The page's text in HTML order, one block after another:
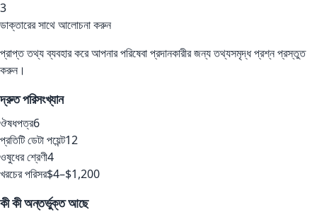
3
ডাক্তারের সাথে আলোচনা করুন
প্রাপ্ত তথ্য ব্যবহার করে আপনার পরিষেবা প্রদানকারীর জন্য তথ্যসমৃদ্ধ প্রশ্ন প্রস্তুত
করুন।
দ্রুত পরিসংখ্যান
ঔষধপত্র6
প্রতিটি ডেটা পয়েন্ট12
ওষুধের শ্রেণী4
খরচের পরিসর$4–$1,200
কী কী অন্তর্ভুক্ত আছে